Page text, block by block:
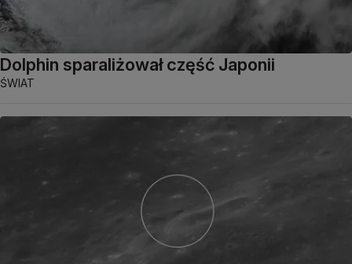
Dolphin sparaliżował część Japonii
ŚWIAT